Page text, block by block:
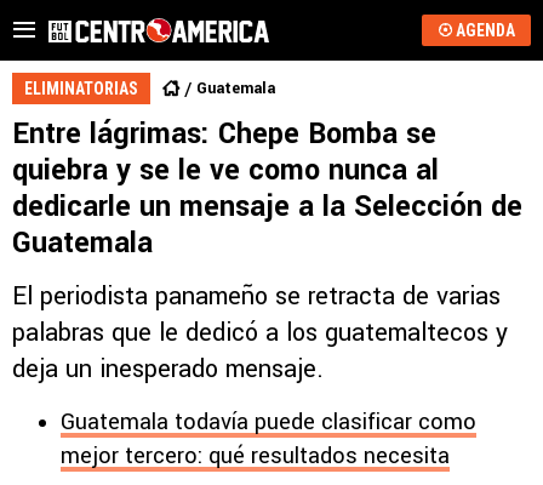
AGENDA
ELIMINATORIAS Guatemala
Entre lágrimas: Chepe Bomba se
quiebra y se le ve como nunca al
dedicarle un mensaje a la Selección de
Guatemala
El periodista panameño se retracta de varias
palabras que le dedicó a los guatemaltecos y
deja un inesperado mensaje.
Guatemala todavía puede clasificar como
mejor tercero: qué resultados necesita